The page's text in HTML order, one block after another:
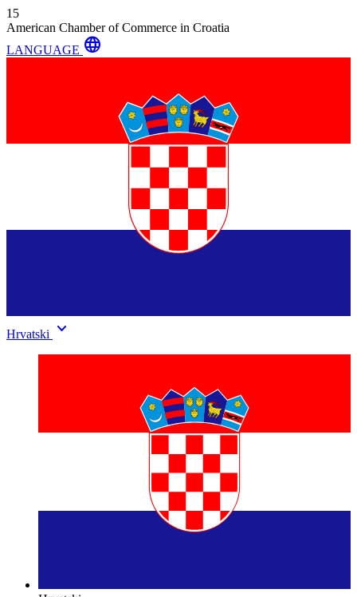
15
American Chamber of Commerce in Croatia
LANGUAGE language
Hrvatski keyboard_arrow_down